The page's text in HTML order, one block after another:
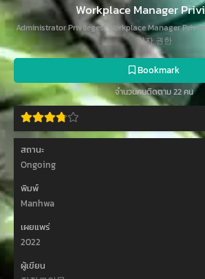
Workplace Manager
Administrator Privileges, Workplace Manager
리자 권한
Bookmark
จำนวนคนติดตาม 22 คน
สถานะ
Ongoing
พิมพ์
Manhwa
เผยแพร่
2022
ผู้เขียน